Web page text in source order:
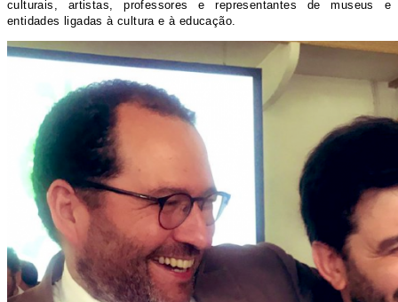
culturais, artistas, professores e representantes de museus e
entidades ligadas à cultura e à educação.